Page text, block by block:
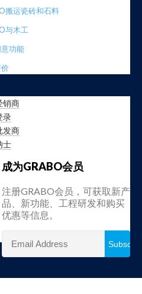
搬运瓷砖和石料
与木工
功能
销商
录
发商
士
成为GRABO会员
注册GRABO会员，可获取新产
品、新功能、工程研发和购买
优惠等信息。